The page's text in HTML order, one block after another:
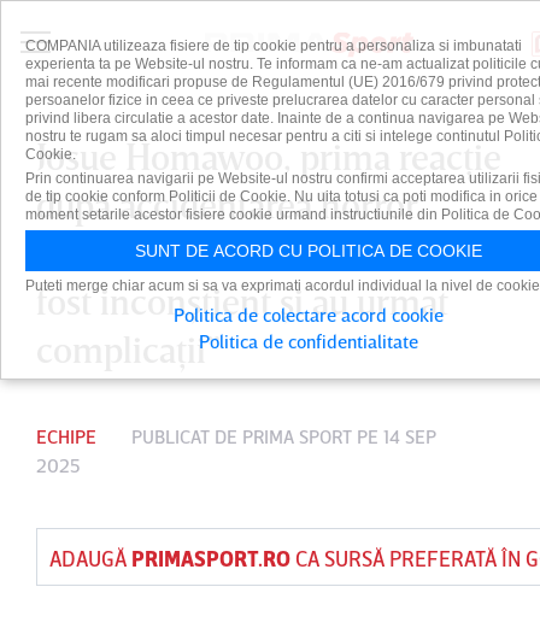
Josue Homawoo, prima reacţie
după accidentarea horror
suferită în ultimul meci: „Am
fost inconştient şi au urmat
complicaţii”
ECHIPE PUBLICAT DE PRIMA SPORT PE 14 SEP
2025
ADAUGĂ PRIMASPORT.ROCA SURSĂ PREFERATĂ ÎN
COMPANIA utilizeaza fisiere de tip cookie pentru a personaliza si imbunatati
experienta ta pe Website-ul nostru. Te informam ca ne-am actualizat politicile
mai recente modificari propuse de Regulamentul (UE) 2016/679 privind
persoanelor fizice in ceea ce priveste prelucrarea datelor cu caracter personal
privind libera circulatie a acestor date. Inainte de a continua navigarea pe
nostru te rugam sa aloci timpul necesar pentru a citi si intelege continutul
Cookie.
Prin continuarea navigarii pe Website-ul nostru confirmi acceptarea utilizarii
de tip cookie conform Politicii de Cookie. Nu uita totusi ca poti modifica in orice
moment setarile acestor fisiere cookie urmand instructiunile din Politica de
SUNT DE ACORD CU POLITICA DE COOKIE
Puteti merge chiar acum si sa va exprimati acordul individual la nivel de
Politica de colectare acord cookie
Politica de confidentialitate